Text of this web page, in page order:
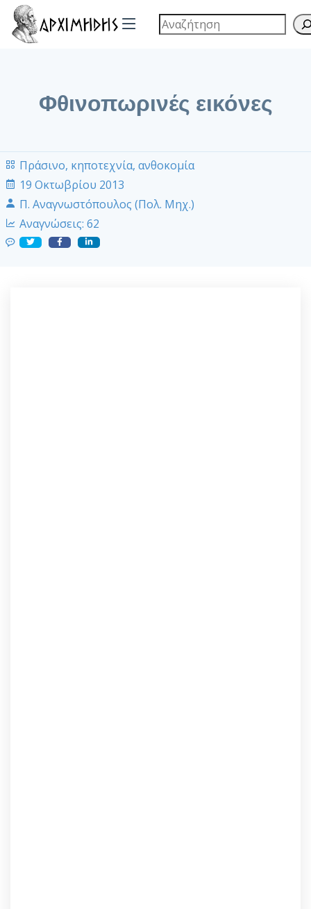
Φθινοπωρινές εικόνες
Πράσινο, κηποτεχνία, ανθοκομία
19 Οκτωβρίου 2013
Π. Αναγνωστόπουλος (Πολ. Μηχ.)
Αναγνώσεις: 62